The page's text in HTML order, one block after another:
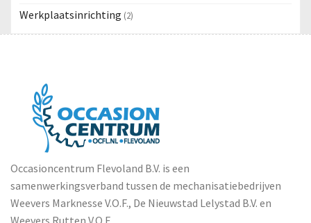
Werkplaatsinrichting (2)
Occasioncentrum Flevoland B.V. is een
samenwerkingsverband tussen de mechanisatiebedrijven
Weevers Marknesse V.O.F., De Nieuwstad Lelystad B.V. en
Weevers Rutten V.O.F.